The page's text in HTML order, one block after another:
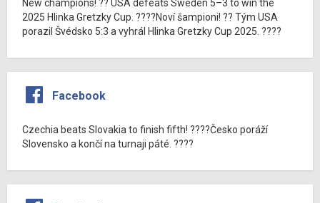
New champions! ?? USA defeats Sweden 5–3 to win the
2025 Hlinka Gretzky Cup. ????Noví šampioni! ?? Tým USA
porazil Švédsko 5:3 a vyhrál Hlinka Gretzky Cup 2025. ????
Facebook
Czechia beats Slovakia to finish fifth! ????Česko poráží
Slovensko a končí na turnaji páté. ????